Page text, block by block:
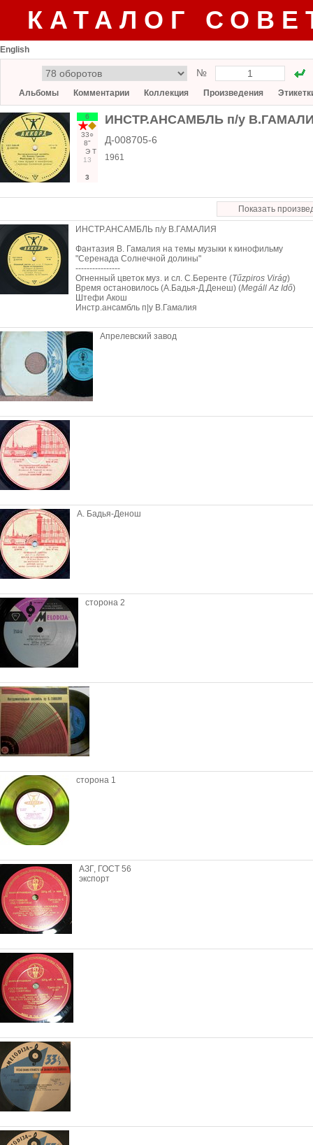
КАТАЛОГ
English
№
Альбомы Комментарии Коллекция Произведения
6
33○
8"
Э Т
13
3
ИНСТР.АНСАМБЛЬ п/у
Д-008705-6
1961
Показать
ИНСТР.АНСАМБЛЬ п/у В.ГАМАЛИЯ
Фантазия В. Гамалия на темы музыки к кинофильму
"Серенада Солнечной долины"
----------------
Огненный цветок муз. и сл. С.Беренте (Tűzpiros Virág)
Время остановилось (А.Бадья-Д.Денеш) (Megáll Az Idő)
Штефи Акош
Инстр.ансамбль п|у В.Гамалия
Апрелевский завод
А. Бадья-Денош
сторона 2
сторона 1
АЗГ, ГОСТ 56
экспорт